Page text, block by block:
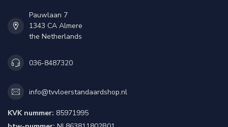
Pauwlaan 7
1343 CA Almere
the Netherlands
036-8487320
info@tvvloerstandaardshop.nl
KVK nummer: 85971995